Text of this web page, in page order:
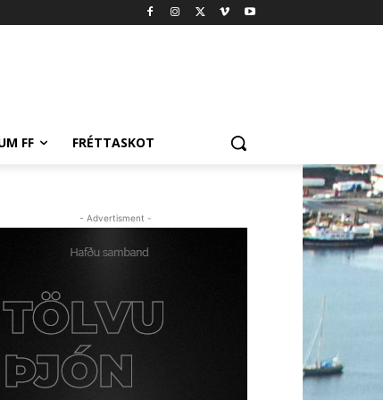
FF FRÉTTASKOT
- Advertisment -